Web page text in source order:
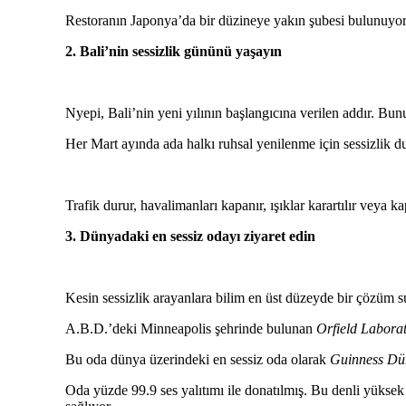
Restoranın Japonya’da bir düzineye yakın şubesi
2. Bali’nin sessizlik gününü yaşayın
Nyepi, Bali’nin yeni yılının başlangıcına verilen addır.
Her Mart ayında ada halkı ruhsal yenilenme için sessizlik
Trafik durur, havalimanları kapanır, ışıklar karartılır veya
3. Dünyadaki en sessiz odayı ziyaret edin
Kesin sessizlik arayanlara bilim en üst düzeyde bir çözüm
A.B.D.’deki Minneapolis şehrinde bulunan Orfield
Bu oda dünya üzerindeki en sessiz oda olarak Guinness
Oda yüzde 99.9 ses yalıtımı ile donatılmış. Bu denli